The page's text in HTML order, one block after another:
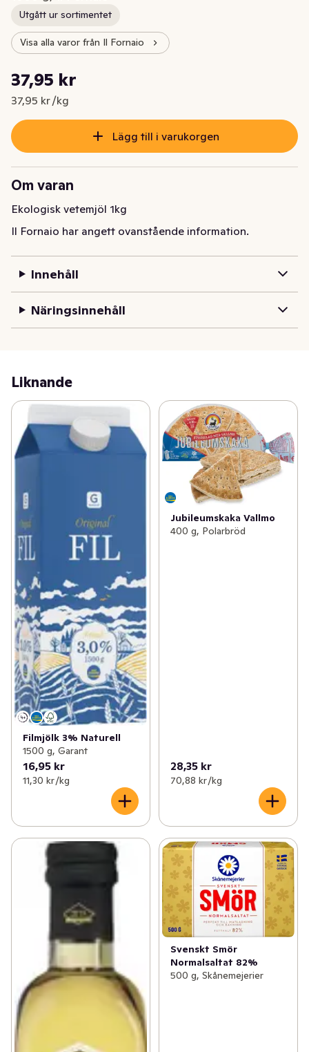
Utgått ur sortimentet
Visa alla varor från Il Fornaio
Nuvarande pris är: 37,95 kr
37,95 kr
37,95 kr /kg
Styckpris: 37,95 kr /kg
Lägg till i varukorgen
Om varan
Ekologisk vetemjöl 1kg
Il Fornaio har angett ovanstående information.
Innehåll
Näringsinnehåll
Liknande
Filmjölk 3% Naturell
1500 g, Garant
16,95 kr
11,30 kr /kg
Jubileumskaka Vallmo
400 g, Polarbröd
28,35 kr
70,88 kr /kg
Svenskt Smör
Normalsaltat 82%
500 g, Skånemejerier